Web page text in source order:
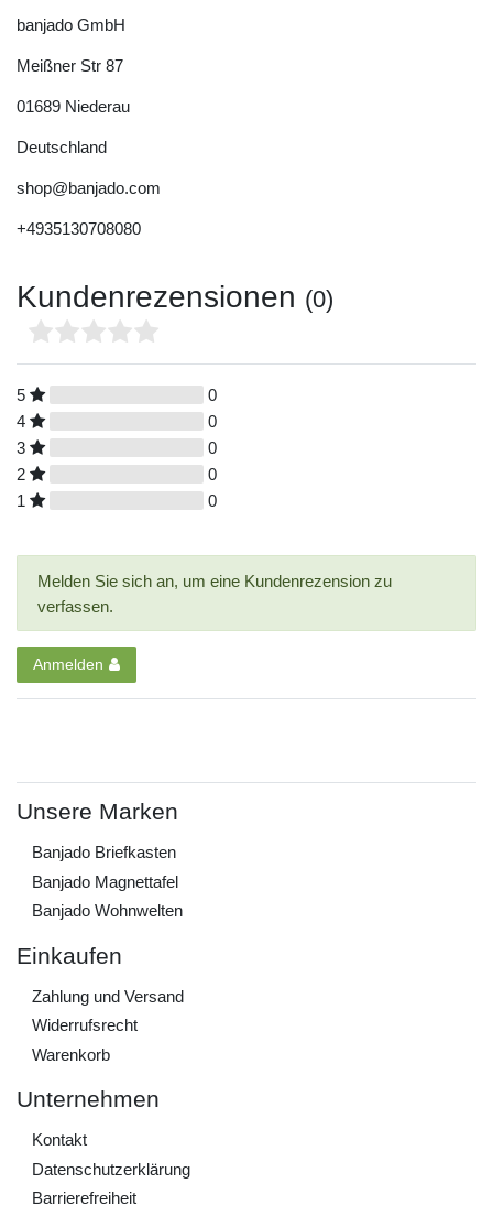
banjado GmbH
Meißner Str 87
01689 Niederau
Deutschland
shop@banjado.com
+4935130708080
Kundenrezensionen (0)
5
0
4
0
3
0
2
0
1
0
Melden Sie sich an, um eine Kundenrezension zu
verfassen.
Anmelden
Unsere Marken
Banjado Briefkasten
Banjado Magnettafel
Banjado Wohnwelten
Einkaufen
Zahlung und Versand
Widerrufs­recht
Warenkorb
Unternehmen
Kontakt
Daten­schutz­erklärung
Barrierefreiheit